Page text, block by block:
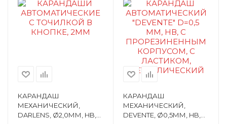
КАРАНДАШ
МЕХАНИЧЕСКИЙ,
DARLENS, Ø2,0ММ, HB,
КАРАНДАШ
МЕХАНИЧЕСКИЙ,
DEVENTE, Ø0,5ММ, HB,